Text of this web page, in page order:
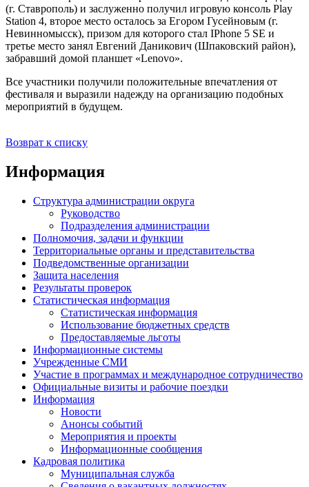
(г. Ставрополь) и заслуженно получил игровую консоль Play
Station 4, второе место осталось за Егором Гусейновым (г.
Невинномысск), призом для которого стал IPhone 5 SE и
третье место занял Евгений Даникович (Шпаковский район),
забравший домой планшет «Lenovo».
Все участники получили положительные впечатления от
фестиваля и выразили надежду на организацию подобных
мероприятий в будущем.
Возврат к списку
Информация
Структура администрации округа
Руководство
Подразделения администрации
Полномочия, задачи и функции
Территориальные органы и представительства
Подведомственные организации
Защита населения
Результаты проверок
Статистическая информация
Статистическая информация
Использование бюджетных средств
Предоставляемые льготы
Информационные системы
Учрежденные СМИ
Участие в программах и международное сотрудничество
Официальные визиты и рабочие поездки
Информация
Новости
Анонсы событий
Мероприятия и проекты
Информационные сообщения
Кадровая политика
Муниципальная служба